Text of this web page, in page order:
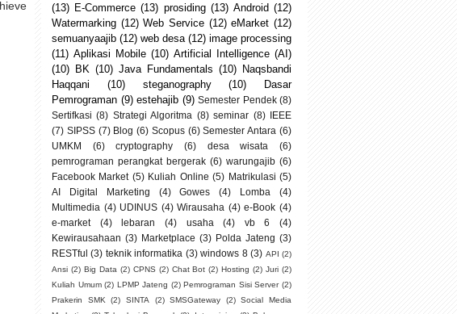
(13) E-Commerce (13) prosiding (13) Android (12)
Watermarking (12) Web Service (12) eMarket (12)
semuanyaajib (12) web desa (12) image processing
(11) Aplikasi Mobile (10) Artificial Intelligence (AI)
(10) BK (10) Java Fundamentals (10) Naqsbandi
Haqqani
(10) steganography (10)
Dasar
Pemrograman (9) estehajib (9) Semester Pendek (8)
Sertifkasi (8) Strategi Algoritma (8) seminar (8)
IEEE
(7) SIPSS (7) Blog (6) Scopus (6) Semester Antara (6)
UMKM
(6) cryptography (6) desa wisata
(6)
pemrograman perangkat bergerak (6) warungajib (6)
Facebook Market (5) Kuliah Online (5) Matrikulasi (5)
AI Digital Marketing
(4) Gowes (4) Lomba
(4)
Multimedia (4) UDINUS (4) Wirausaha (4) e-Book (4)
e-market
(4) lebaran (4) usaha (4) vb 6
(4)
Kewirausahaan (3) Marketplace (3) Polda Jateng (3)
RESTful
(3) teknik informatika (3) windows 8 (3) API (2)
Ansi (2) Big Data (2) CPNS (2) Chat Bot (2) Hosting (2) Juri (2)
Kuliah Umum (2) LPMP Jateng (2) Pemrograman Sisi Server (2)
Prakerin SMK
(2) SINTA (2) SMSGateway (2)
Social Media